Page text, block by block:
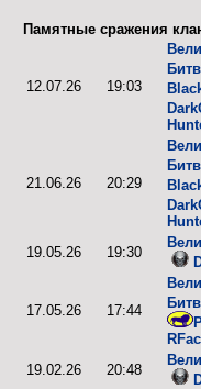
Памятные сражения
12.07.26 19:03
21.06.26 20:29
19.05.26
19:30
17.05.26 17:44
19.02.26
20:48